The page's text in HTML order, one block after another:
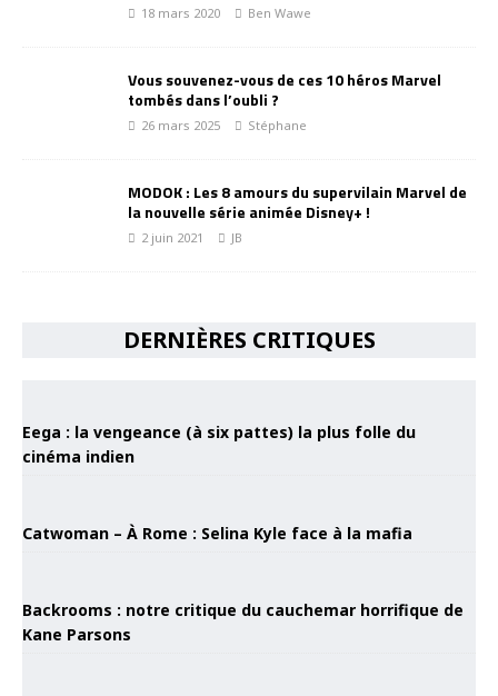
18 mars 2020 Ben Wawe
Vous souvenez-vous de ces 10 héros Marvel
tombés dans l’oubli ?
26 mars 2025 Stéphane
MODOK : Les 8 amours du supervilain Marvel de
la nouvelle série animée Disney+ !
2 juin 2021 JB
DERNIÈRES CRITIQUES
Eega : la vengeance (à six pattes) la plus folle du
cinéma indien
Catwoman – À Rome : Selina Kyle face à la mafia
Backrooms : notre critique du cauchemar horrifique de
Kane Parsons